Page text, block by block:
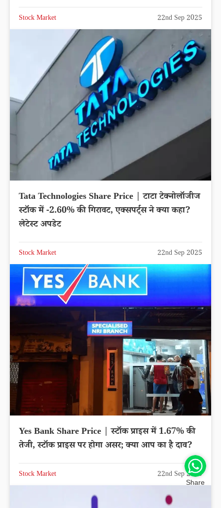
Stock Market 22nd Sep 2025
Tata Technologies Share Price | टाटा टेक्नोलॉजीज
स्टॉक में -2.60% की गिरावट, एक्सपर्ट्स ने क्या कहा?
लेटेस्ट अपडेट
Stock Market 22nd Sep 2025
Yes Bank Share Price | स्टॉक प्राइस में 1.67% की
तेजी, स्टॉक प्राइस पर होगा असर; क्या आप का है दाव?
Stock Market 22nd Sep 2025
Share